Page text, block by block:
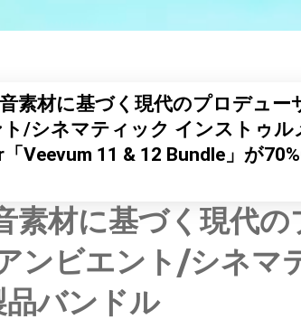
素材に基づく現代のプロデュー
/シネマティック インストゥル
Veevum 11 & 12 Bundle」が
素材に基づく現代の
ンビエント/シネマ
バンドル